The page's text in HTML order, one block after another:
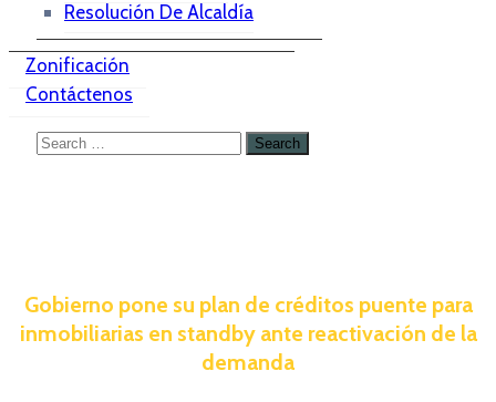
Resolución De Alcaldía
Zonificación
Contáctenos
Gobierno pone su plan de créditos puente para
inmobiliarias en standby ante reactivación de la
demanda